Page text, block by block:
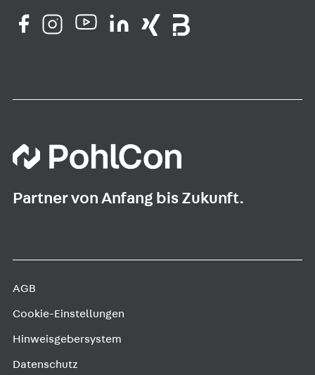
Partner von Anfang bis Zukunft.
AGB
Cookie-Einstellungen
Hinweisgebersystem
Datenschutz